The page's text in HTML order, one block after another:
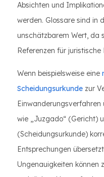
Absichten und
werden. Glossare sind in
unschätzbarem Wert, da
Referenzen für
Wenn beispielsweise eine
Scheidungsurkunde zur
wie „Juzgado“ (Gericht)
(Scheidungsurkunde)
Entsprechungen
Ungenauigkeiten können